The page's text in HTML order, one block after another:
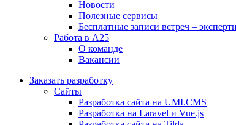
Новости
Полезные сервисы
Бесплатные записи встреч –
Работа в А25
О команде
Вакансии
Заказать разработку
Сайты
Разработка сайта на UMI.CMS
Разработка на Laravel и Vue.js